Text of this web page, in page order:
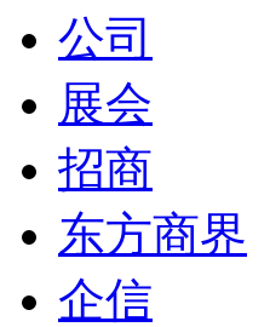
公司
展会
招商
东方商界
企信